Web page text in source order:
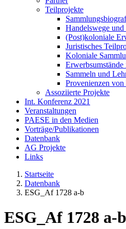
Teilprojekte
Handelswege
(Post)koloniale
Juristisches
Koloniale
Sammeln und
Provenienzen
Assoziierte Projekte
Int. Konferenz 2021
Veranstaltungen
PAESE in den Medien
Vorträge/Publikationen
Datenbank
AG Projekte
Links
Startseite
Datenbank
ESG_Af 1728 a-b
ESG_Af 1728 a-b